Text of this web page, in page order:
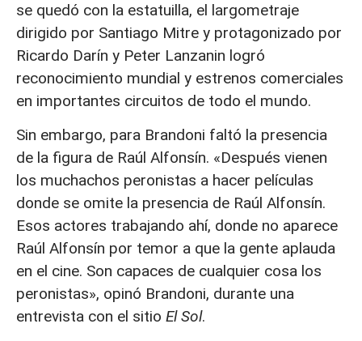
se quedó con la estatuilla, el largometraje
dirigido por Santiago Mitre y protagonizado por
Ricardo Darín y Peter Lanzanin logró
reconocimiento mundial y estrenos comerciales
en importantes circuitos de todo el mundo.
Sin embargo, para Brandoni faltó la presencia
de la figura de Raúl Alfonsín. «Después vienen
los muchachos peronistas a hacer películas
donde se omite la presencia de Raúl Alfonsín.
Esos actores trabajando ahí, donde no aparece
Raúl Alfonsín por temor a que la gente aplauda
en el cine. Son capaces de cualquier cosa los
peronistas», opinó Brandoni, durante una
entrevista con el sitio El Sol.